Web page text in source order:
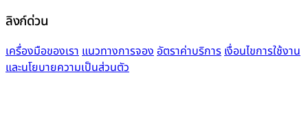
ลิงก์ด่วน
เครื่องมือของเราแนวทางการจองอัตราค่าบริการเงื่อนไขการใช้งาน
และนโยบายความเป็นส่วนตัว